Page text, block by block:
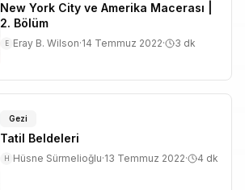
New York City ve Amerika Macerası |
2. Bölüm
E Eray B. Wilson·14 Temmuz 2022· 3 dk
Gezi
Tatil Beldeleri
H Hüsne Sürmelioğlu·13 Temmuz 2022· 4 dk